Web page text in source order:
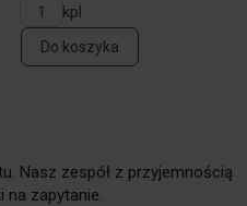
kpl
Do koszyka
Nasz zespół z przyjemnością
na zapytanie.